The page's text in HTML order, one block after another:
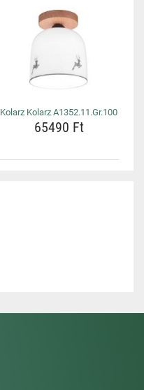
Kolarz Kolarz A1352.11.Gr.100
65490 Ft